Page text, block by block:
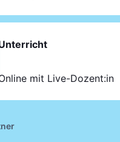
mit Live-Dozent:in